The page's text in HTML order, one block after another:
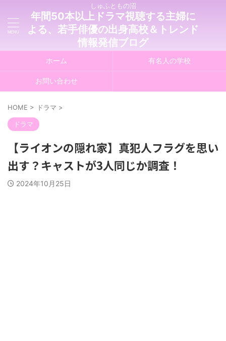
しゅふともの沼
年間50本以上ドラマ視聴する主婦に
よる、若手俳優の出身高校＆トレンド
情報発信ブログ
ホーム 有名人の学校
お問い合わせ
HOME > ドラマ >
ドラマ
【ライオンの隠れ家】真犯人フラグを思い
出す？キャストが3人同じか調査！
2024年10月25日